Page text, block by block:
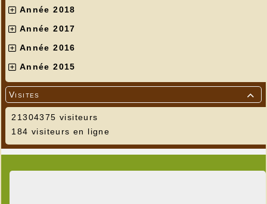
Année 2018
Année 2017
Année 2016
Année 2015

Visites
21304375 visiteurs
184 visiteurs en ligne